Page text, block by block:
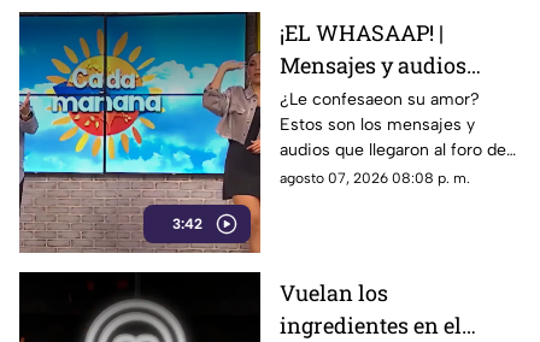
3:42
¡EL WHASAAP! |
Mensajes y audios
llegaron al foro de
'Cada mañana'; parte 1
¿Le confesaeon su amor?
Estos son los mensajes y
audios que llegaron al foro de
‘Cada mañana’ estuvieron
agosto 07, 2026 08:08 p. m.
Vuelan los
ingredientes en el